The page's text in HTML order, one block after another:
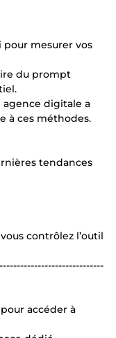
pour mesurer vos
du prompt
agence digitale a
à ces méthodes.
tendances
contrôlez l’outil
accéder à